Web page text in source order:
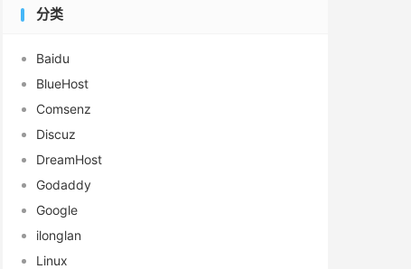
分类
Baidu
BlueHost
Comsenz
Discuz
DreamHost
Godaddy
Google
ilonglan
Linux